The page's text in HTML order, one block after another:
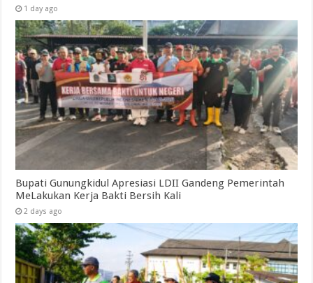
1 day ago
Bupati Gunungkidul Apresiasi LDII Gandeng Pemerintah
MeLakukan Kerja Bakti Bersih Kali ‎
2 days ago